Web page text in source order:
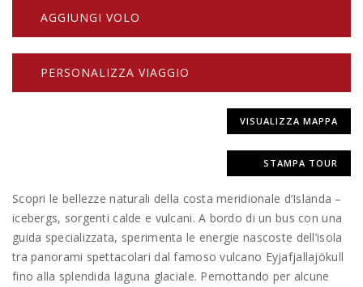
AGGIUNGI VOLO
PERSONALIZZA VIAGGIO
VISUALIZZA MAPPA
STAMPA TOUR
Scopri le bellezze naturali della costa meridionale d’Islanda –
icebergs, sorgenti calde e vulcani. A bordo di un bus con una
guida specializzata, sperimenta le energie nascoste dell’isola
tra panorami spettacolari dal famoso vulcano Eyjafjallajökull
fino alla splendida laguna glaciale. Pernottando per alcune